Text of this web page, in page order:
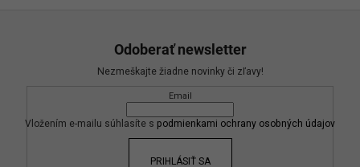
d
a
c
i
e
p
Odoberať newsletter
Nezmeškajte žiadne novinky či zľavy!
Email
Vložením e-mailu súhlasíte s podmienkami ochrany osobných údajov
PRIHLÁSIŤ SA